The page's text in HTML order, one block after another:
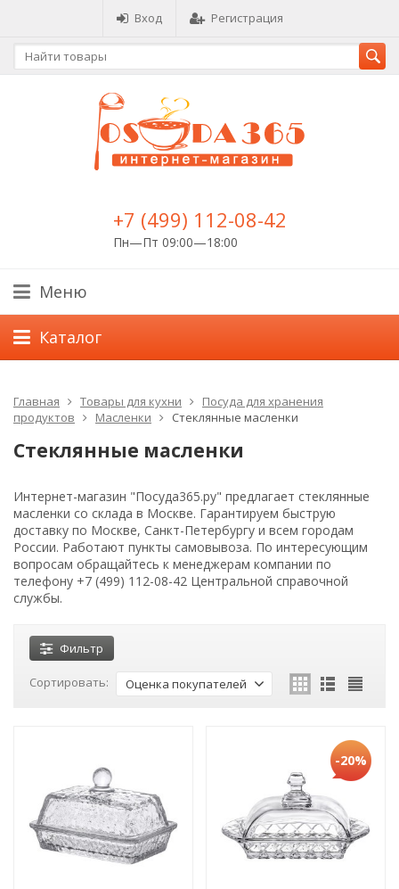
Вход Регистрация
+7 (499) 112-08-42
Пн—Пт 09:00—18:00
Меню
Каталог
Главная Товары для кухни
Посуда для хранения
продуктов
Масленки Стеклянные масленки
Стеклянные масленки
Интернет-магазин "Посуда365.ру" предлагает стеклянные
масленки со склада в Москве. Гарантируем быструю
доставку по Москве, Санкт-Петербургу и всем городам
России. Работают пункты самовывоза. По интересующим
вопросам обращайтесь к менеджерам компании по
телефону +7 (499) 112-08-42 Центральной справочной
службы.
Фильтр
Сортировать: Оценка покупателей
-20%